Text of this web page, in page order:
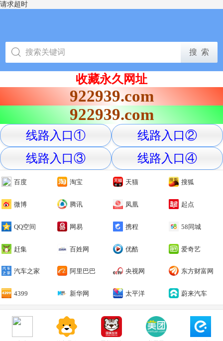
请求超时
收藏永久网址
922939.com
922939.com
线路入口①
线路入口②
线路入口③
线路入口④
百度 淘宝 天猫 搜狐
微博 腾讯 凤凰 起点
QQ空间 网易 携程 58同城
赶集 百姓网 优酷 爱奇艺
汽车之家 阿里巴巴 央视网 东方财富网
4399 新华网 太平洋 蔚来汽车